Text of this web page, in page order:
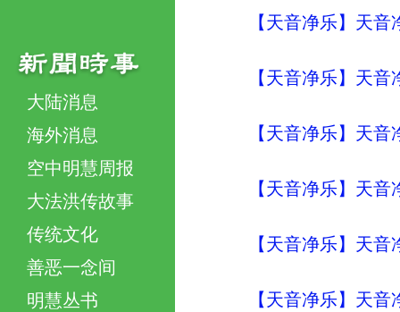
大陆消息
海外消息
空中明慧周报
大法洪传故事
传统文化
善恶一念间
明慧丛书
【天音净乐】天
【天音净乐】天
【天音净乐】天
【天音净乐】天
【天音净乐】天
【天音净乐】天